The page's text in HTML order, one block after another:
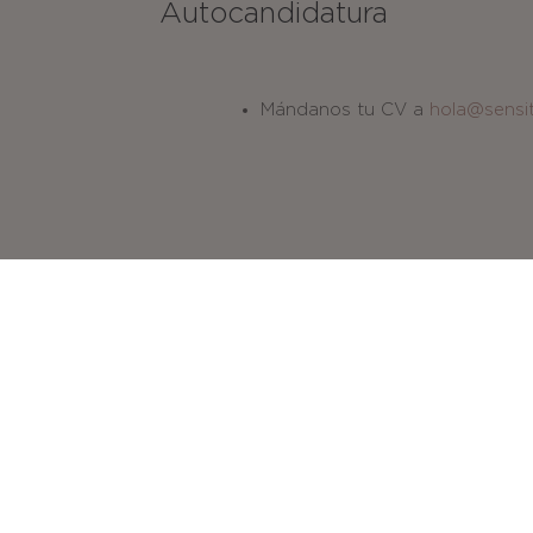
Autocandidatura
Mándanos tu CV a